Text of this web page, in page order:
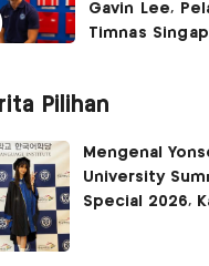
Gavin Lee,
Timnas
Pilihan
Mengenal
University
Special 2026,